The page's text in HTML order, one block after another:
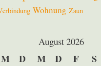
Wohnung Zaun
August 2026
M D M D F S